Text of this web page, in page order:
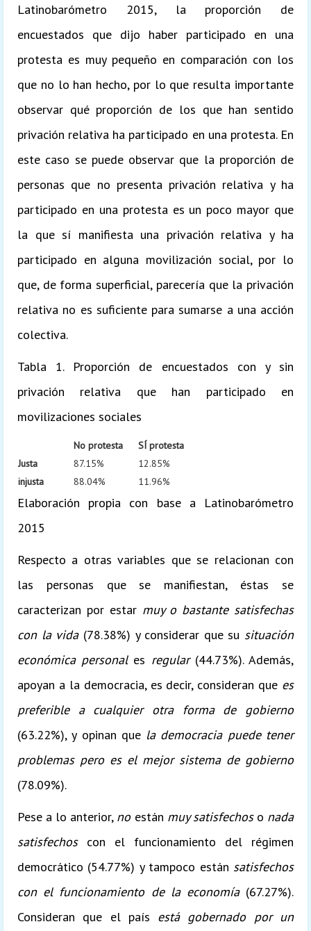
Latinobarómetro 2015, la proporción de
encuestados que dijo haber participado en una
protesta es muy pequeño en comparación con los
que no lo han hecho, por lo que resulta importante
observar qué proporción de los que han sentido
privación relativa ha participado en una protesta. En
este caso se puede observar que la proporción de
personas que no presenta privación relativa y ha
participado en una protesta es un poco mayor que
la que sí manifiesta una privación relativa y ha
participado en alguna movilización social, por lo
que, de forma superficial, parecería que la privación
relativa no es suficiente para sumarse a una acción
colectiva.
Tabla 1. Proporción de encuestados con y sin
privación relativa que han participado en
movilizaciones sociales
No protesta
SÍ protesta
Justa
87.15%
12.85%
injusta
88.04% 11.96%
Elaboración propia con base a Latinobarómetro
2015
Respecto a otras variables que se relacionan con
las personas que se manifiestan, éstas se
caracterizan por estar muy o bastante satisfechas
con la vida (78.38%) y considerar que su situación
económica personal es regular(44.73%). Además,
apoyan a la democracia, es decir, consideran que es
preferible a cualquier otra forma de gobierno
(63.22%), y opinan que la democracia puede tener
problemas pero es el mejor sistema de gobierno
(78.09%).
Pese a lo anterior, noestán muy satisfechos o nada
satisfechos con el funcionamiento del régimen
democrático (54.77%) y tampoco están satisfechos
con el funcionamiento de la economía(67.27%).
Consideran que el país está gobernado por un